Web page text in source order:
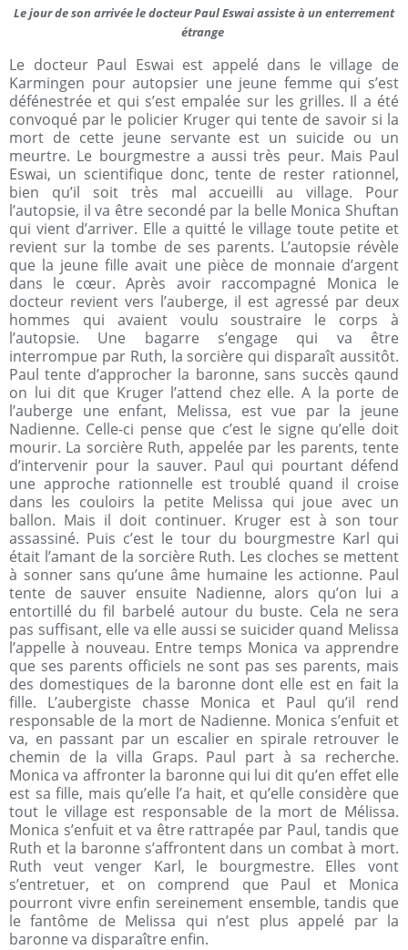
Le jour de son arrivée le docteur Paul Eswai assiste à un enterrement
étrange
Le docteur Paul Eswai est appelé dans le village de
Karmingen pour autopsier une jeune femme qui s’est
défénestrée et qui s’est empalée sur les grilles. Il a été
convoqué par le policier Kruger qui tente de savoir si la
mort de cette jeune servante est un suicide ou un
meurtre. Le bourgmestre a aussi très peur. Mais Paul
Eswai, un scientifique donc, tente de rester rationnel,
bien qu’il soit très mal accueilli au village. Pour
l’autopsie, il va être secondé par la belle Monica Shuftan
qui vient d’arriver. Elle a quitté le village toute petite et
revient sur la tombe de ses parents. L’autopsie révèle
que la jeune fille avait une pièce de monnaie d’argent
dans le cœur. Après avoir raccompagné Monica le
docteur revient vers l’auberge, il est agressé par deux
hommes qui avaient voulu soustraire le corps à
l’autopsie. Une bagarre s’engage qui va être
interrompue par Ruth, la sorcière qui disparaît aussitôt.
Paul tente d’approcher la baronne, sans succès qaund
on lui dit que Kruger l’attend chez elle. A la porte de
l’auberge une enfant, Melissa, est vue par la jeune
Nadienne. Celle-ci pense que c’est le signe qu’elle doit
mourir. La sorcière Ruth, appelée par les parents, tente
d’intervenir pour la sauver. Paul qui pourtant défend
une approche rationnelle est troublé quand il croise
dans les couloirs la petite Melissa qui joue avec un
ballon. Mais il doit continuer. Kruger est à son tour
assassiné. Puis c’est le tour du bourgmestre Karl qui
était l’amant de la sorcière Ruth. Les cloches se mettent
à sonner sans qu’une âme humaine les actionne. Paul
tente de sauver ensuite Nadienne, alors qu’on lui a
entortillé du fil barbelé autour du buste. Cela ne sera
pas suffisant, elle va elle aussi se suicider quand Melissa
l’appelle à nouveau. Entre temps Monica va apprendre
que ses parents officiels ne sont pas ses parents, mais
des domestiques de la baronne dont elle est en fait la
fille. L’aubergiste chasse Monica et Paul qu’il rend
responsable de la mort de Nadienne. Monica s’enfuit et
va, en passant par un escalier en spirale retrouver le
chemin de la villa Graps. Paul part à sa recherche.
Monica va affronter la baronne qui lui dit qu’en effet elle
est sa fille, mais qu’elle l’a hait, et qu’elle considère que
tout le village est responsable de la mort de Mélissa.
Monica s’enfuit et va être rattrapée par Paul, tandis que
Ruth et la baronne s’affrontent dans un combat à mort.
Ruth veut venger Karl, le bourgmestre. Elles vont
s’entretuer, et on comprend que Paul et Monica
pourront vivre enfin sereinement ensemble, tandis que
le fantôme de Melissa qui n’est plus appelé par la
baronne va disparaître enfin.